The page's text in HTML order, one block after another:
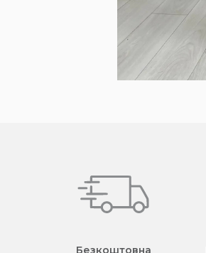
Безкоштовна